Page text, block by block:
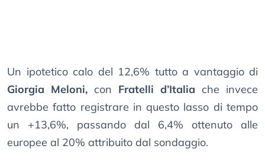
Un ipotetico calo del 12,6% tutto a vantaggio di
Giorgia Meloni, con Fratelli d’Italia che invece
avrebbe fatto registrare in questo lasso di tempo
un +13,6%, passando dal 6,4% ottenuto alle
europee al 20% attribuito dal sondaggio.